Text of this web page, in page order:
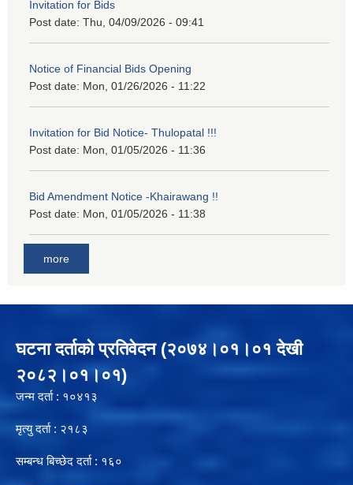
Invitation for Bids
Post date: Thu, 04/09/2026 - 09:41
Notice of Financial Bids Opening
Post date: Mon, 01/26/2026 - 11:22
Invitation for Bid Notice- Thulopatal !!!
Post date: Mon, 01/05/2026 - 11:36
Bid Amendment Notice -Khairawang !!
Post date: Mon, 01/05/2026 - 11:38
more
घटना दर्ताको प्रतिवेदन (२०७४।०१।०१ देखी
२०८२।०१।०१)
जन्म दर्ता : १०४१३
मृत्यु दर्ता : २१८३
सम्बन्ध बिच्छेद दर्ता : १६०